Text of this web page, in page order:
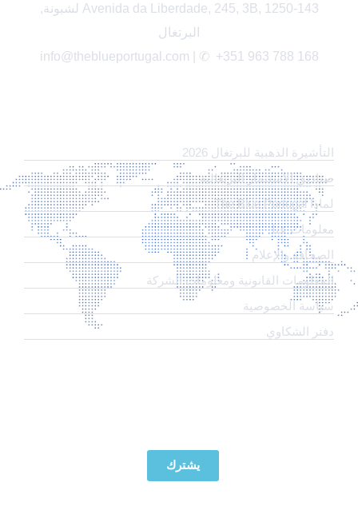
Avenida da Liberdade, 245, 3B, 1250-143 لشبونة,
البرتغال
info@theblueportugal.com | ✆ +351 963 788 168
التأشيرة الذهبية للبرتغال 2026
صناديق الاستثمار البرتغالية
لماذا The Blue Portugal
معلومات عنا
الصحافة والإعلام
المعلومات القانونية ومعلومات الشركة
سياسة الخصوصية
دفتر الشكاوي
يشترك